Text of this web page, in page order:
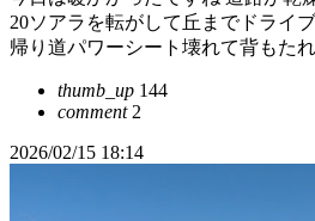
20ソアラを転がして丘までドライ
帰り道パワーシート壊れて背もた
thumb_up 144
comment2
2026/02/15 18:14